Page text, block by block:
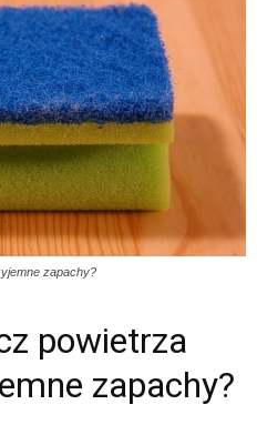
zapachy?
powietrza
zapachy?